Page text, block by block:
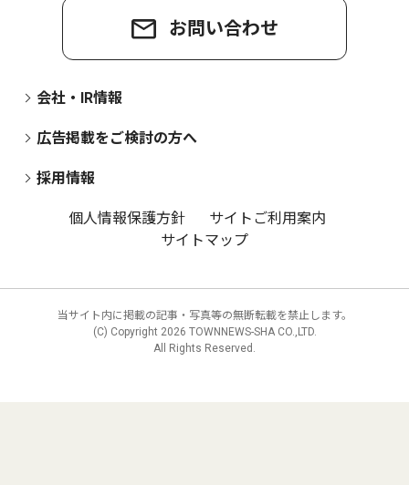
お問い合わせ
会社・IR情報
広告掲載をご検討の方へ
採用情報
個人情報保護方針
サイトご利用案内
サイトマップ
当サイト内に掲載の記事・写真等の無断転載を禁止します。
(C) Copyright 2026 TOWNNEWS-SHA CO.,LTD.
All Rights Reserved.